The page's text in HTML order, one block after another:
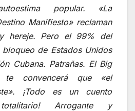
popular. «La
Manifiesto» reclaman
hereje. Pero el 99% del
de Estados Unidos
Cubana. Patrañas. El Big
te convencerá que «el
¡Todo es un cuento
Arrogante y